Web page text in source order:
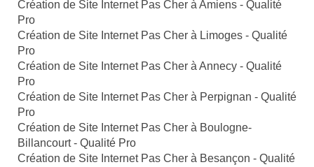
Création de Site Internet Pas Cher à Amiens - Qualité
Pro
Création de Site Internet Pas Cher à Limoges - Qualité
Pro
Création de Site Internet Pas Cher à Annecy - Qualité
Pro
Création de Site Internet Pas Cher à Perpignan - Qualité
Pro
Création de Site Internet Pas Cher à Boulogne-
Billancourt - Qualité Pro
Création de Site Internet Pas Cher à Besançon - Qualité